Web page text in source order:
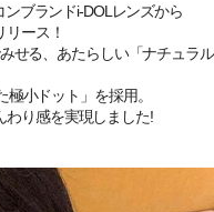
ンブランドi-DOLレンズから
リース！
せる、あたらしい「ナチュラル
小ドット」を採用。
わり感を実現しました!